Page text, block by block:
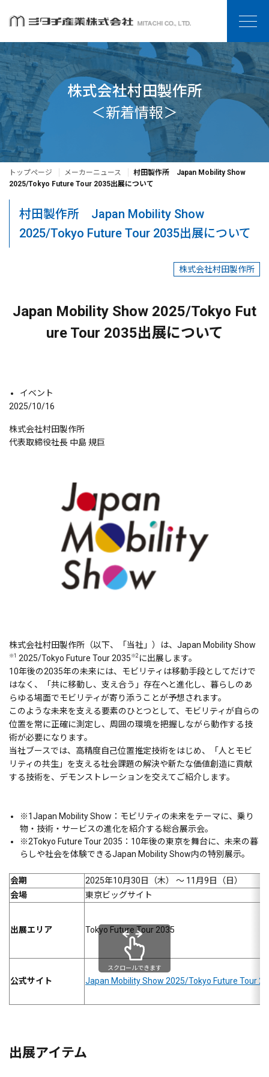
株式会社村田製作所
＜新着情報＞
トップページ メーカーニュース
村田製作所 Japan Mobility Show
2025/Tokyo Future Tour 2035出展について
村田製作所 Japan Mobility Show
2025/Tokyo Future Tour 2035出展について
株式会社村田製作所
Japan Mobility Show 2025/Tokyo Fut
ure Tour 2035出展について
イベント
2025/10/16
株式会社村田製作所
代表取締役社長 中島 規巨
株式会社村田製作所（以下、「当社」）は、Japan Mobility Show
※1 2025/Tokyo Future Tour 2035 ※2 に出展します。
10年後の2035年の未来には、モビリティは移動手段としてだけで
はなく、「共に移動し、支え合う」存在へと進化し、暮らしのあ
らゆる場面でモビリティが寄り添うことが予想されます。
このような未来を支える要素のひとつとして、モビリティが自らの
位置を常に正確に測定し、周囲の環境を把握しながら動作する技
術が必要になります。
当社ブースでは、高精度自己位置推定技術をはじめ、「人とモビ
リティの共生」を支える社会課題の解決や新たな価値創造に貢献
する技術を、デモンストレーションを交えてご紹介します。
※1Japan Mobility Show：モビリティの未来をテーマに、乗り
物・技術・サービスの進化を紹介する総合展示会。
※2Tokyo Future Tour 2035：10年後の東京を舞台に、未来の暮
らしや社会を体験できるJapan Mobility Show内の特別展示。
会期
2025年10月30日（木） ～ 11月9日（日）
会場
東京ビッグサイト
出展エリア Tokyo Future Tour 2035
公式サイト Japan Mobility Show 2025/Tokyo Future Tour
スクロールできます
出展アイテム